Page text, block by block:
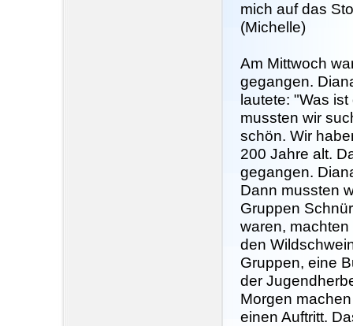
mich auf das
(Michelle)
Am Mittwoch
gegangen.
lautete: "Was
mussten wir
schön. Wir
200 Jahre alt.
gegangen.
Dann mussten
Gruppen
waren,
den
Gruppen, eine
der
Morgen
einen Auftritt.